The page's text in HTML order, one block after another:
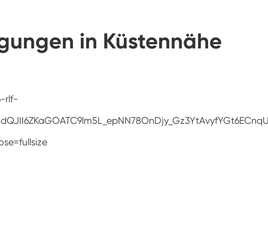
Industrie ofen für Batterien
Heiße kalte Feuchtigkeits-Kammer
in Küstennähe